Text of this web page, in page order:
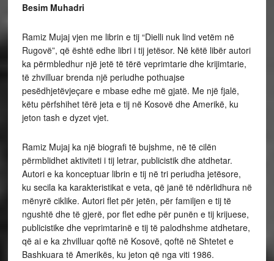
Besim Muhadri
Ramiz Mujaj vjen me librin e tij “Dielli nuk lind vetëm në
Rugovë”, që është edhe libri i tij jetësor. Në këtë libër autori
ka përmbledhur një jetë të tërë veprimtarie dhe krijimtarie,
të zhvilluar brenda një periudhe pothuajse
pesëdhjetëvjeçare e mbase edhe më gjatë. Me një fjalë,
këtu përfshihet tërë jeta e tij në Kosovë dhe Amerikë, ku
jeton tash e dyzet vjet.
Ramiz Mujaj ka një biografi të bujshme, në të cilën
përmblidhet aktiviteti i tij letrar, publicistik dhe atdhetar.
Autori e ka konceptuar librin e tij në tri periudha jetësore,
ku secila ka karakteristikat e veta, që janë të ndërlidhura në
mënyrë ciklike. Autori flet për jetën, për familjen e tij të
ngushtë dhe të gjerë, por flet edhe për punën e tij krijuese,
publicistike dhe veprimtarinë e tij të palodhshme atdhetare,
që ai e ka zhvilluar qoftë në Kosovë, qoftë në Shtetet e
Bashkuara të Amerikës, ku jeton që nga viti 1986.